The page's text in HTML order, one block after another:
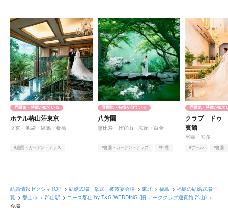
雰囲気・特徴が似ている
ホテル椿山荘東京
文京・池袋・練馬・板橋
#庭園・ガーデン・テラス
雰囲気・特徴が似ている
八芳園
恵比寿・代官山・広尾・白金
#庭園・ガーデン・テラス
#料理
雰囲気・特徴が似て
クラブ ドゥ
賓館
尾張・知多
#プール
#庭園
結婚情報ゼクシィTOP 結婚式場、挙式、披露宴会場 東北 福島
福島の結婚式場一
覧
郡山市 郡山駅
ニーズ郡山 by T&G WEDDING (旧 アーククラブ迎賓館 郡山)
会場